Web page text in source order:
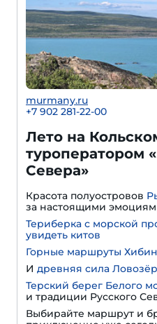
murmany.ru
+7 902 281-22-00
Лето на
туроператором
Севера»
Красота полуостровов
за настоящими
Териберка с морской
увидеть китов
Горные маршруты Хибин
И древняя сила
Терский берег Белого
и традиции Русского
Выбирайте маршрут и